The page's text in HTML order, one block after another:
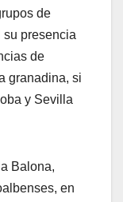
de
su presencia
de
granadina, si
y Sevilla
Balona,
en